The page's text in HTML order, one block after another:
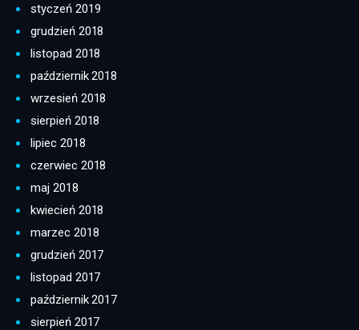
styczeń 2019
grudzień 2018
listopad 2018
październik 2018
wrzesień 2018
sierpień 2018
lipiec 2018
czerwiec 2018
maj 2018
kwiecień 2018
marzec 2018
grudzień 2017
listopad 2017
październik 2017
sierpień 2017